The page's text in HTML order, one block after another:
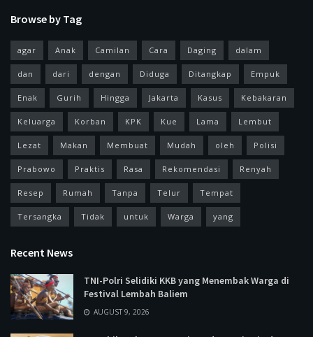
Browse by Tag
agar Anak Camilan Cara Daging dalam
dan dari dengan Diduga Ditangkap Empuk
Enak Gurih Hingga Jakarta Kasus Kebakaran
Keluarga Korban KPK Kue Lama Lembut
Lezat Makan Membuat Mudah oleh Polisi
Prabowo Praktis Rasa Rekomendasi Renyah
Resep Rumah Tanpa Telur Tempat
Tersangka Tidak untuk Warga yang
Recent News
TNI-Polri Selidiki KKB yang Menembak Warga di
Festival Lembah Baliem
AUGUST 9, 2026